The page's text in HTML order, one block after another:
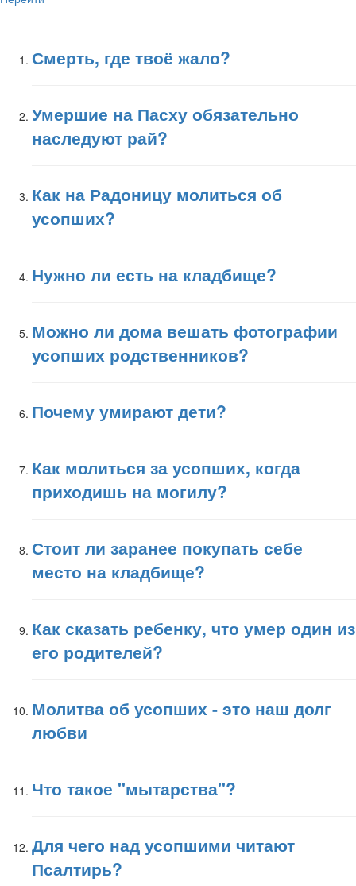
Смерть, где твоё жало?
Умершие на Пасху обязательно
наследуют рай?
Как на Радоницу молиться об
усопших?
Нужно ли есть на кладбище?
Можно ли дома вешать фотографии
усопших родственников?
Почему умирают дети?
Как молиться за усопших, когда
приходишь на могилу?
Стоит ли заранее покупать себе
место на кладбище?
Как сказать ребенку, что умер один из
его родителей?
Молитва об усопших - это наш долг
любви
Что такое "мытарства"?
Для чего над усопшими читают
Псалтирь?